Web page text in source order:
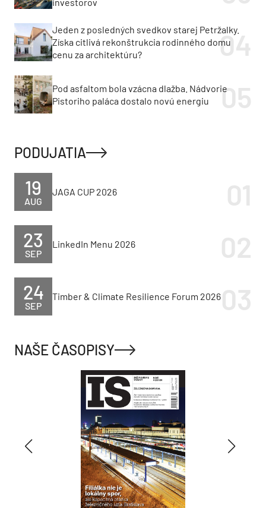
investorov
Jeden z posledných svedkov starej Petržalky.
Získa citlivá rekonštrukcia rodinného domu
cenu za architektúru?
Pod asfaltom bola vzácna dlažba. Nádvorie
Pistoriho paláca dostalo novú energiu
PODUJATIA
AUG
19 JAGA CUP 2026
SEP
23 LinkedIn Menu 2026
SEP
24 Timber & Climate Resilience Forum 2026
NAŠE ČASOPISY